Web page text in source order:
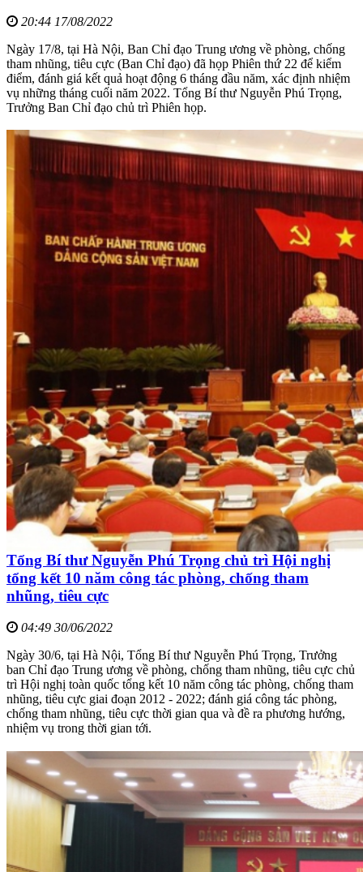
20:44 17/08/2022
Ngày 17/8, tại Hà Nội, Ban Chỉ đạo Trung ương về phòng, chống
tham nhũng, tiêu cực (Ban Chỉ đạo) đã họp Phiên thứ 22 để kiểm
điểm, đánh giá kết quả hoạt động 6 tháng đầu năm, xác định nhiệm
vụ những tháng cuối năm 2022. Tổng Bí thư Nguyễn Phú Trọng,
Trưởng Ban Chỉ đạo chủ trì Phiên họp.
Tổng Bí thư Nguyễn Phú Trọng chủ trì Hội nghị
tổng kết 10 năm công tác phòng, chống tham
nhũng, tiêu cực
04:49 30/06/2022
Ngày 30/6, tại Hà Nội, Tổng Bí thư Nguyễn Phú Trọng, Trưởng
ban Chỉ đạo Trung ương về phòng, chống tham nhũng, tiêu cực chủ
trì Hội nghị toàn quốc tổng kết 10 năm công tác phòng, chống tham
nhũng, tiêu cực giai đoạn 2012 - 2022; đánh giá công tác phòng,
chống tham nhũng, tiêu cực thời gian qua và đề ra phương hướng,
nhiệm vụ trong thời gian tới.